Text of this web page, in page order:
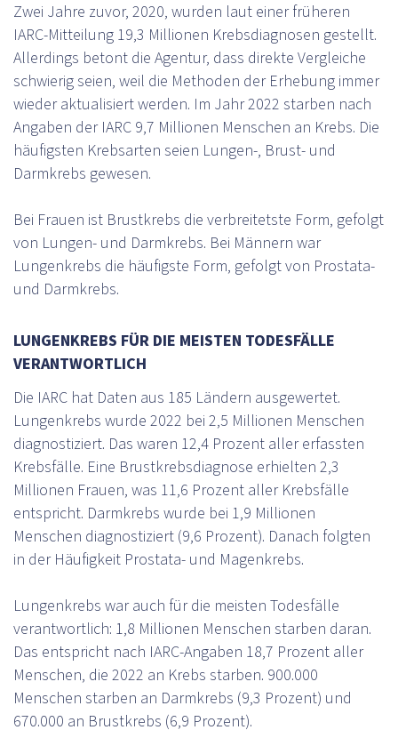
Zwei Jahre zuvor, 2020, wurden laut einer früheren
IARC-Mitteilung 19,3 Millionen Krebsdiagnosen gestellt.
Allerdings betont die Agentur, dass direkte Vergleiche
schwierig seien, weil die Methoden der Erhebung immer
wieder aktualisiert werden. Im Jahr 2022 starben nach
Angaben der IARC 9,7 Millionen Menschen an Krebs. Die
häufigsten Krebsarten seien Lungen-, Brust- und
Darmkrebs gewesen.
Bei Frauen ist Brustkrebs die verbreitetste Form, gefolgt
von Lungen- und Darmkrebs. Bei Männern war
Lungenkrebs die häufigste Form, gefolgt von Prostata-
und Darmkrebs.
LUNGENKREBS FÜR DIE MEISTEN TODESFÄLLE
VERANTWORTLICH
Die IARC hat Daten aus 185 Ländern ausgewertet.
Lungenkrebs wurde 2022 bei 2,5 Millionen Menschen
diagnostiziert. Das waren 12,4 Prozent aller erfassten
Krebsfälle. Eine Brustkrebsdiagnose erhielten 2,3
Millionen Frauen, was 11,6 Prozent aller Krebsfälle
entspricht. Darmkrebs wurde bei 1,9 Millionen
Menschen diagnostiziert (9,6 Prozent). Danach folgten
in der Häufigkeit Prostata- und Magenkrebs.
Lungenkrebs war auch für die meisten Todesfälle
verantwortlich: 1,8 Millionen Menschen starben daran.
Das entspricht nach IARC-Angaben 18,7 Prozent aller
Menschen, die 2022 an Krebs starben. 900.000
Menschen starben an Darmkrebs (9,3 Prozent) und
670.000 an Brustkrebs (6,9 Prozent).